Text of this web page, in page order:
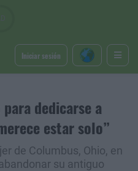
Iniciar sesión
dedicarse a
estar solo”
de Columbus, Ohio, en
su antiguo